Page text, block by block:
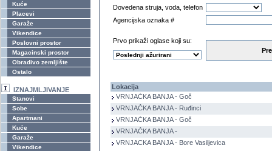
Kuće
Placevi
Garaže
Vikendice
Poslovni prostor
Magacinski prostor
Obradivo zemljište
Ostalo
IZNAJMLJIVANJE
Stanovi
Sobe
Apartmani
Kuće
Garaže
Vikendice
Dovedena struja, voda, telefon
Agencijska oznaka #
Prvo prikaži oglase koji su:
Lokacija
VRNJAČKA BANJA - Goč
VRNJAČKA BANJA - Ruđinci
VRNJAČKA BANJA - Goč
VRNJAČKA BANJA -
VRNJACKA BANJA - Bore Vasiljevica